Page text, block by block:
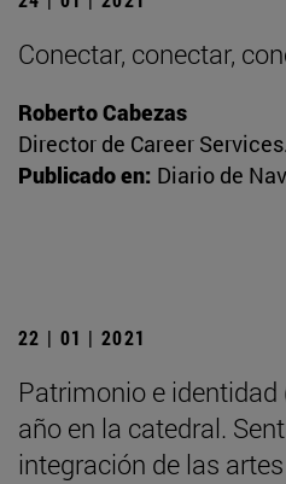
Conectar, conectar,
Roberto Cabezas
Director de Career
Publicado en: Diario de
22 | 01 | 2021
Patrimonio e identidad
año en la catedral.
integración de las artes